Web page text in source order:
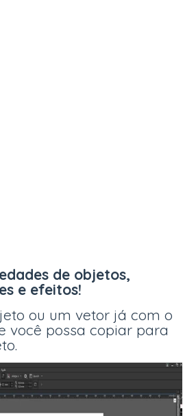
de objetos,
e efeitos!
ou um vetor já com o
você possa copiar para